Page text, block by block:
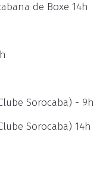
de Boxe 14h
Sorocaba) - 9h
Sorocaba) 14h